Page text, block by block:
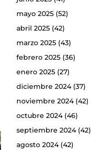
mayo 2025(52)
abril 2025(42)
marzo 2025(43)
febrero 2025(36)
enero 2025(27)
diciembre 2024(37)
noviembre 2024(42)
octubre 2024(46)
septiembre 2024(42)
agosto 2024(42)